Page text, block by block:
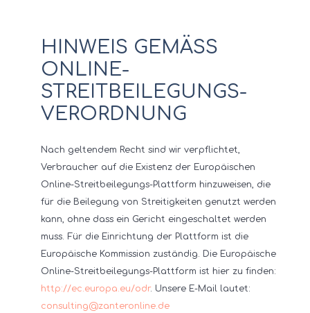
HINWEIS GEMÄSS O
NLINE-S
TREITBEILEGUNGS-V
ERORDNUNG
Nach geltendem Recht sind wir verpflichtet,
Verbraucher auf die Existenz der Europäischen
Online-Streitbeilegungs-Plattform hinzuweisen, die
für die Beilegung von Streitigkeiten genutzt werden
kann, ohne dass ein Gericht eingeschaltet werden
muss. Für die Einrichtung der Plattform ist die
Europäische Kommission zuständig. Die Europäische
Online-Streitbeilegungs-Plattform ist hier zu finden:
http://ec.europa.eu/odr. Unsere E-Mail lautet:
consulting@zanteronline.de